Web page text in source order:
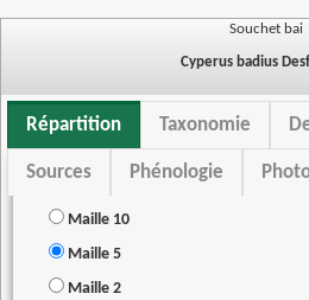
Souchet bai
Cyperus badius
Répartition Taxonomie
Sources Phénologie
Maille 10
Maille 5
Maille 2